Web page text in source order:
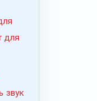
для
звук